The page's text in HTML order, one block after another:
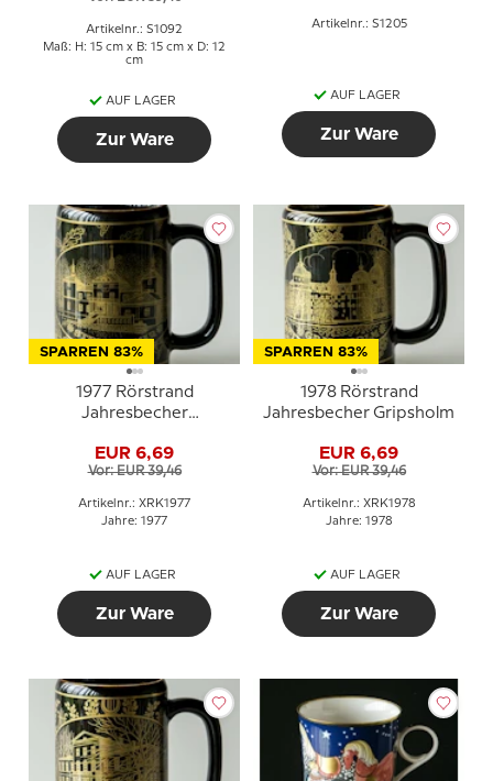
Artikelnr.: S1092
Maß: H: 15 cm x B: 15 cm x D: 12
cm
AUF LAGER
Zur Ware
Artikelnr.: S1205
AUF LAGER
Zur Ware
SPARREN 83%
1977 Rörstrand
Jahresbecher
EUR 6,69
Vor: EUR 39,46
Artikelnr.: XRK1977
Jahre: 1977
AUF LAGER
Zur Ware
SPARREN 83%
1978 Rörstrand
Jahresbecher Gripsholm
EUR 6,69
Vor: EUR 39,46
Artikelnr.: XRK1978
Jahre: 1978
AUF LAGER
Zur Ware